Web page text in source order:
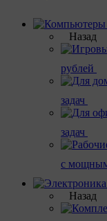
Назад
рублей
задач
задач
с
Назад